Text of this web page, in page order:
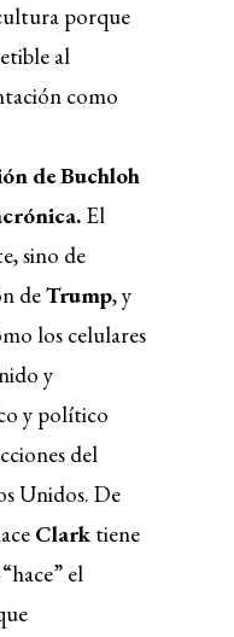
porque
al
como
de Buchloh
El
sino de
deTrump, y
los celulares
y
y político
del
Unidos. De
Clark tiene
el